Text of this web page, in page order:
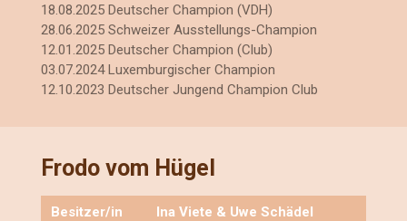
18.08.2025 Deutscher Champion (VDH)
28.06.2025 Schweizer Ausstellungs-Champion
12.01.2025 Deutscher Champion (Club)
03.07.2024 Luxemburgischer Champion
12.10.2023 Deutscher Jungend Champion Club
Frodo vom Hügel
Besitzer/in Ina Viete & Uwe Schädel